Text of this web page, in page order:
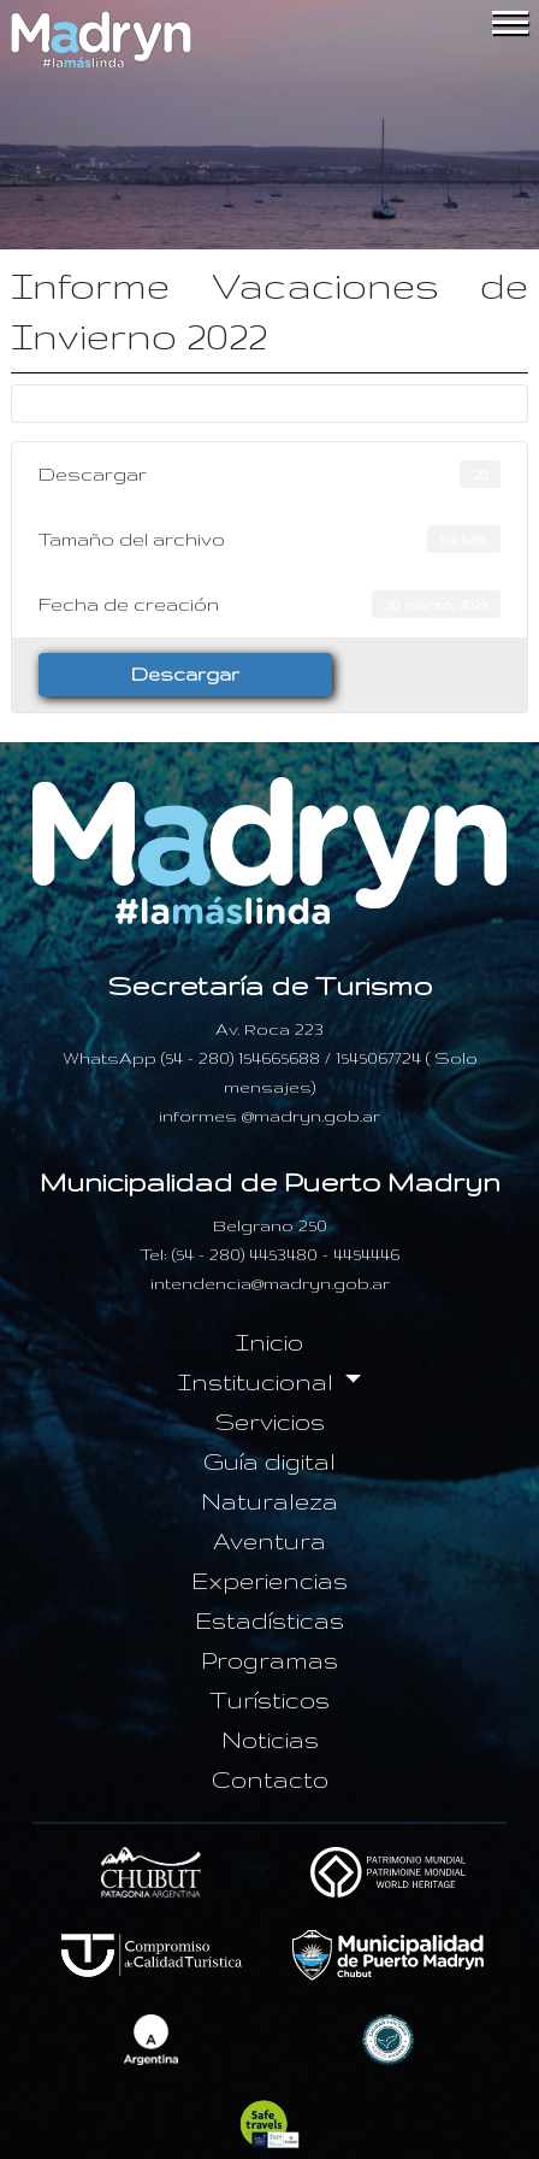
Informe Vacaciones de
Invierno 2022
Descargar
Tamaño del archivo
Fecha de creación
Descargar
Secretaría de Turismo
Av. Roca 223
WhatsApp (54 - 280) 154665688 / 1545067724 ( Solo
mensajes)
informes @madryn.gob.ar
Municipalidad de Puerto Madryn
Belgrano 250
Tel: (54 - 280) 4453480 - 4454446
intendencia@madryn.gob.ar
Inicio
Institucional
Servicios
Guía digital
Naturaleza
Aventura
Experiencias
Estadísticas
Programas
Turísticos
Noticias
Contacto